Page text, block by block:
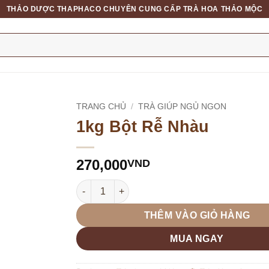
THẢO DƯỢC THAPHACO CHUYÊN CUNG CẤP TRÀ HOA THẢO MỘC
TRANG CHỦ / TRÀ GIÚP NGỦ NGON
1kg Bột Rễ Nhàu
270,000VND
1kg Bột Rễ Nhàu số lượng
THÊM VÀO GIỎ HÀNG
MUA NGAY